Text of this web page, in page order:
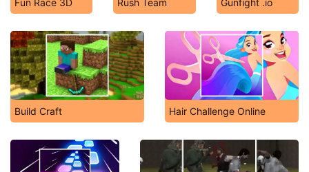
Fun Race 3D Rush Team Gunfight .io
Build Craft Hair Challenge Online